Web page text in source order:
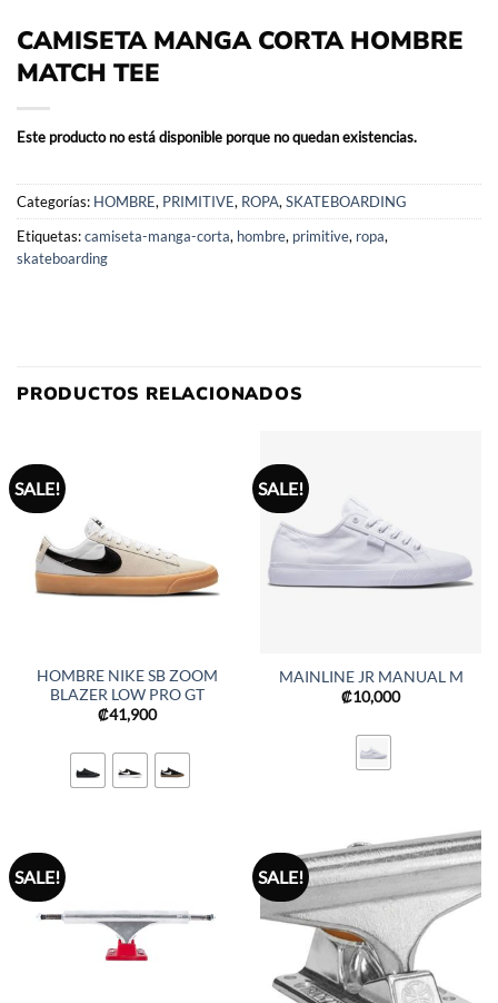
CAMISETA MANGA CORTA HOMBRE
MATCH TEE
Este producto no está disponible porque no quedan existencias.
Categorías: HOMBRE, PRIMITIVE, ROPA, SKATEBOARDING
Etiquetas:camiseta-manga-corta, hombre, primitive, ropa,
skateboarding
PRODUCTOS RELACIONADOS
SALE!
HOMBRE NIKE SB ZOOM
BLAZER LOW PRO GT
₡41,900
SALE!
MAINLINE JR MANUAL M
₡10,000
SALE! SALE!